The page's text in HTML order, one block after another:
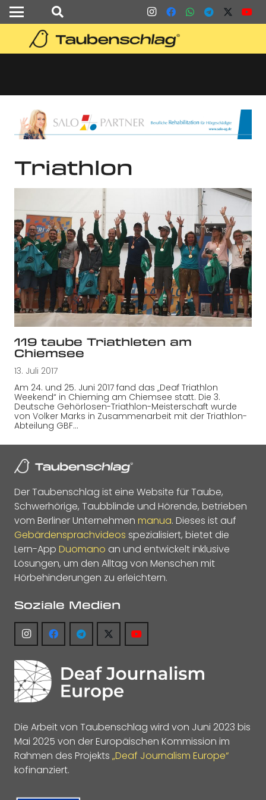
Triathlon
119 taube Triathleten am
Chiemsee
13. Juli 2017
Am 24. und 25. Juni 2017 fand das „Deaf Triathlon
Weekend“ in Chieming am Chiemsee statt. Die 3.
Deutsche Gehörlosen-Triathlon-Meisterschaft wurde
von Volker Marks in Zusammenarbeit mit der Triathlon-
Abteilung GBF…
Der Taubenschlag ist eine Website für Taube,
Schwerhörige, Taubblinde und Hörende, betrieben
vom Berliner Unternehmen manua. Dieses ist auf
Gebärdensprachvideos spezialisiert, bietet die
Lern-App Duomano an und entwickelt inklusive
Lösungen, um den Alltag von Menschen mit
Hörbehinderungen zu erleichtern.
Soziale Medien
Die Arbeit von Taubenschlag wird von Juni 2023 bis
Mai 2025 von der Europäischen Kommission im
Rahmen des Projekts „Deaf Journalism Europe“
kofinanziert.